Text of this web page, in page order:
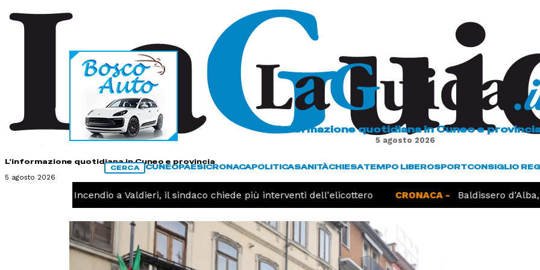
L'informazione quotidiana in Cuneo e provincia
5 agosto 2026
L'informazione quotidiana in Cuneo e
5 agosto 2026
CERCA CUNEOPAESICRONACAPOLITICASANITÀCHIESATEMPO LIBEROSPORTCONSIGLIO
Incendio a Valdieri, il sindaco chiede più interventi dell'elicottero CRONACA - Baldissero d'Alba,